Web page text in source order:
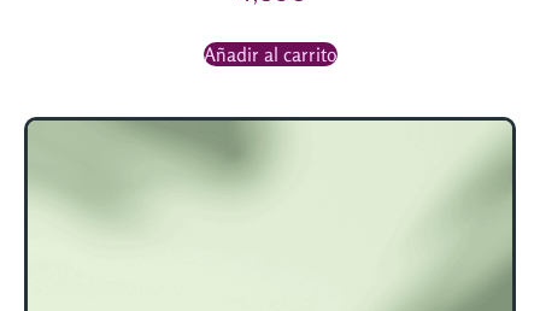
Añadir al carrito